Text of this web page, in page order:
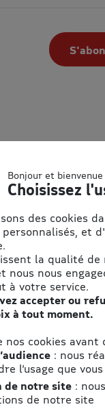
Bonjour et
Choisissez
des cookies
personnalisés, et
la qualité
nous nous
à votre service.
accepter ou
à tout moment.
nos cookies avant
: nous
l’usage que
de notre site :
de notre site